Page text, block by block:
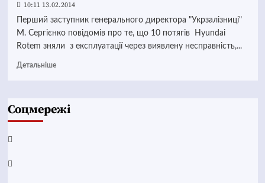
10:11 13.02.2014
Перший заступник генерального директора "Укрзалізниці"
М. Сергієнко повідомів про те, що 10 потягів Hyundai
Rotem зняли з експлуатації через виявлену несправність,...
Детальніше
Соцмережі
Facebook
YouTube